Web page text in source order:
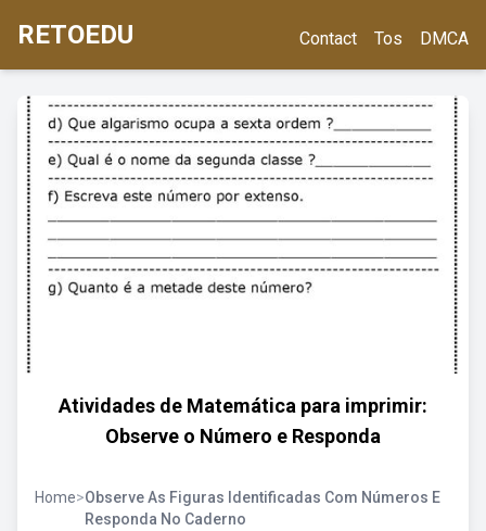
RETOEDU Contact Tos DMCA
Atividades de Matemática para imprimir:
Observe o Número e Responda
Home>Observe As Figuras Identificadas Com Números E
Responda No Caderno